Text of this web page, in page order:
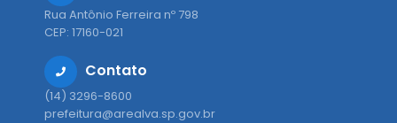
Rua Antônio Ferreira nº 798
CEP: 17160-021
Contato
(14) 3296-8600
prefeitura@arealva.sp.gov.br